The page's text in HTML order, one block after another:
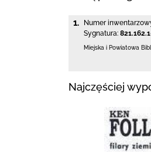
1. Numer
Sygnatura:
Miejska i Powiatowa
Najczęściej